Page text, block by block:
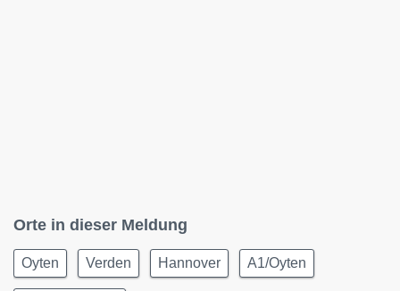
Orte in dieser Meldung
Oyten Verden Hannover A1/Oyten